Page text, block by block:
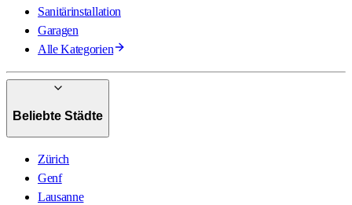
Sanitärinstallation
Garagen
Alle Kategorien
Beliebte Städte
Zürich
Genf
Lausanne